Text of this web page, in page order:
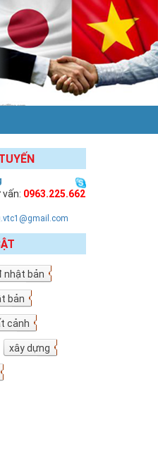
0963.225.662
nhật bản
18
bản
9
cảnh
7
xây dựng
4